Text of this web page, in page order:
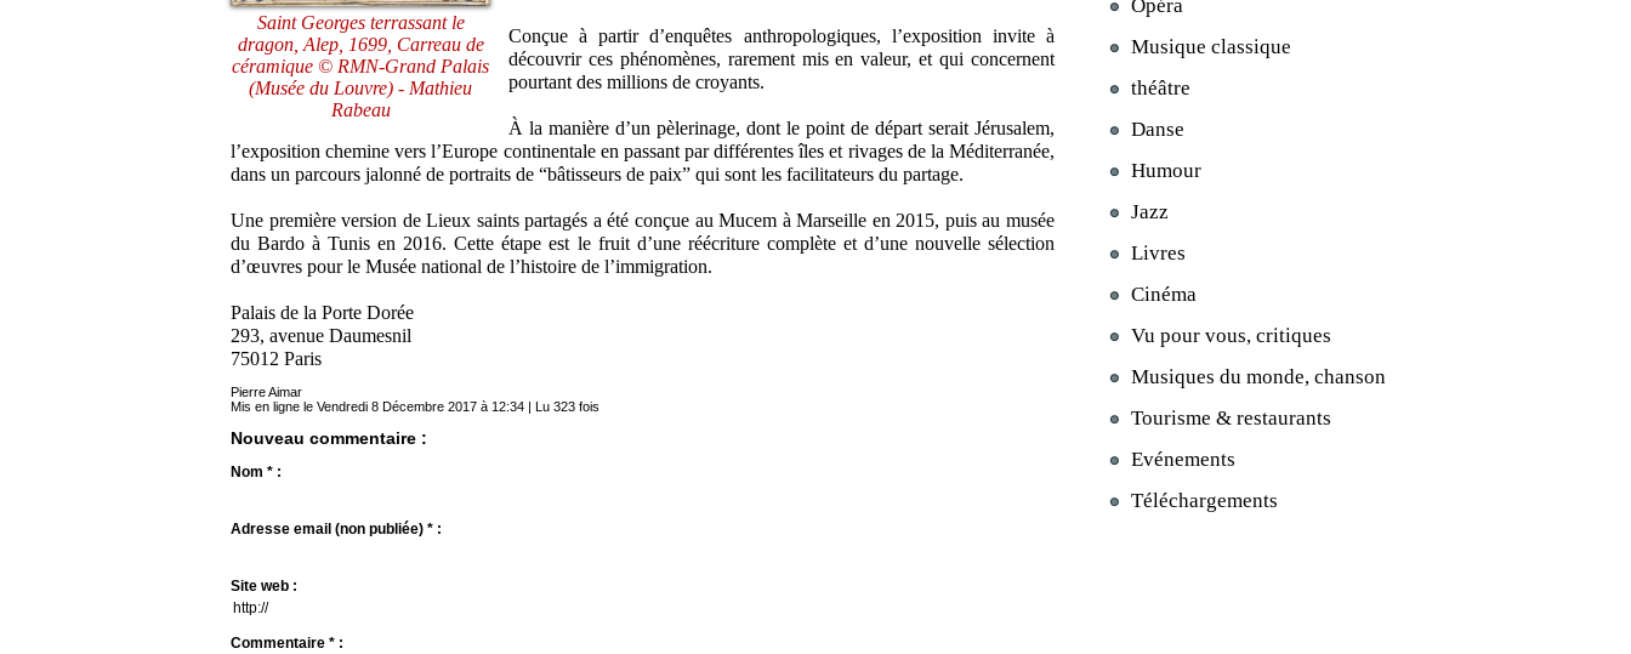
Saint Georges terrassant le
dragon, Alep, 1699, Carreau de
céramique © RMN-Grand Palais
(Musée du Louvre) - Mathieu
Rabeau
Conçue à partir d’enquêtes anthropologiques, l’exposition invite à
découvrir ces phénomènes, rarement mis en valeur, et qui concernent
pourtant des millions de croyants.
À la manière d’un pèlerinage, dont le point de départ serait Jérusalem,
l’exposition chemine vers l’Europe continentale en passant par différentes îles et rivages de la Méditerranée,
dans un parcours jalonné de portraits de “bâtisseurs de paix” qui sont les facilitateurs du partage.
Une première version de Lieux saints partagés a été conçue au Mucem à Marseille en 2015, puis au musée
du Bardo à Tunis en 2016. Cette étape est le fruit d’une réécriture complète et d’une nouvelle sélection
d’œuvres pour le Musée national de l’histoire de l’immigration.
Palais de la Porte Dorée
293, avenue Daumesnil
75012 Paris
Pierre Aimar
Mis en ligne le Vendredi 8 Décembre 2017 à 12:34 | Lu 323 fois
Nouveau commentaire :
Nom * :
Adresse email (non publiée) * :
Site web :
Commentaire * :
Opéra
Musique classique
théâtre
Danse
Humour
Jazz
Livres
Cinéma
Vu pour vous, critiques
Musiques du monde, chanson
Tourisme & restaurants
Evénements
Téléchargements